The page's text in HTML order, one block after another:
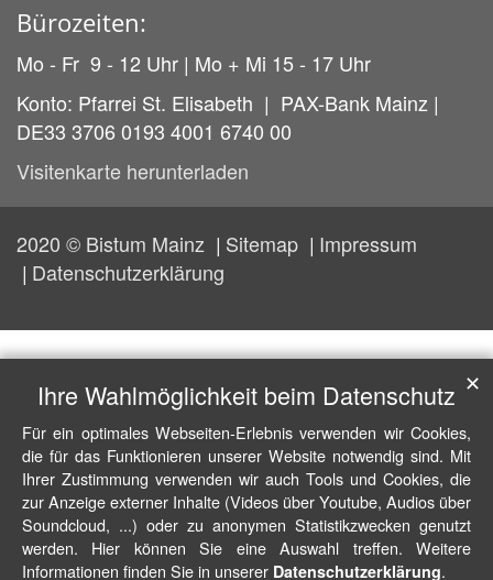
Bürozeiten:
Mo - Fr 9 - 12 Uhr | Mo + Mi 15 - 17 Uhr
Konto: Pfarrei St. Elisabeth | PAX-Bank Mainz |
DE33 3706 0193 4001 6740 00
Visitenkarte herunterladen
2020 © Bistum Mainz Sitemap
Impressum
Datenschutzerklärung
Ihre Wahlmöglichkeit beim Datenschutz
Für ein optimales Webseiten-Erlebnis verwenden wir Cookies,
die für das Funktionieren unserer Website notwendig sind. Mit
Ihrer Zustimmung verwenden wir auch Tools und Cookies, die
zur Anzeige externer Inhalte (Videos über Youtube, Audios über
Soundcloud, ...) oder zu anonymen Statistikzwecken genutzt
werden. Hier können Sie eine Auswahl treffen. Weitere
Informationen finden Sie in unserer Datenschutzerklärung.
✕